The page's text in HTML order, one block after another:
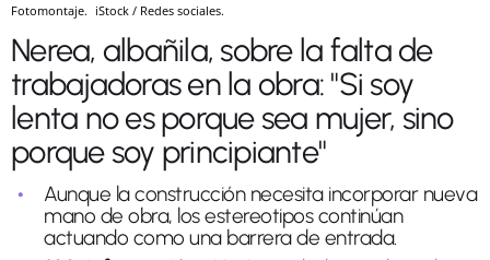
Fotomontaje. iStock / Redes sociales.
Nerea, albañila, sobre la falta de
trabajadoras en la obra: "Si soy
lenta no es porque sea mujer, sino
porque soy principiante"
Aunque la construcción necesita incorporar nueva
mano de obra, los estereotipos continúan
actuando como una barrera de entrada.